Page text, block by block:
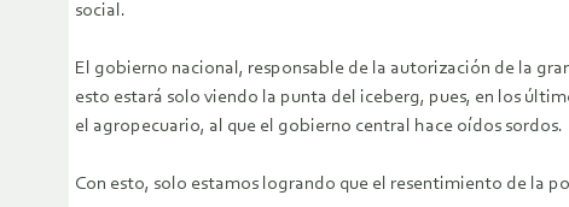
social.
El gobierno nacional, responsable de la autorización de la
esto estará solo viendo la punta del iceberg, pues, en los
el agropecuario, al que el gobierno central hace oídos sordos.
Con esto, solo estamos logrando que el resentimiento de la